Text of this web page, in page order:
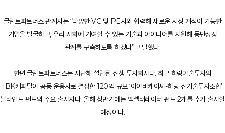
글린트파트너스 관계자는 “다양한 VC 및 PE사와 협력해 새로운 시장 개척이 가능한
기업을 발굴하고, 우리 사회에 기여할 수 있는 기술과 아이디어를 지원해 동반성장
관계를 구축하도록 하겠다”고 말했다.
한편 글린트파트너스는 지난해 설립된 신생 투자회사다. 최근 하랑기술투자와
IBK캐피탈이 공동 운용사로 결성한 120억 규모 ‘아이비케이씨-하랑 신기술투자조합’
블라인드 펀드의 주요 출자자다. 올해 상반기에는 액셀러레이터 펀드 2개를 추가 출자할
예정이다.